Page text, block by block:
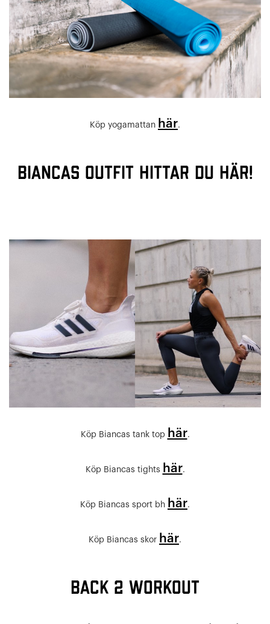
Köp yogamattan här.
Biancas outfit hittar du här!
Köp Biancas tank top här.
Köp Biancas tights här.
Köp Biancas sport bh här.
Köp Biancas skor här.
BACK 2 WORKOUT